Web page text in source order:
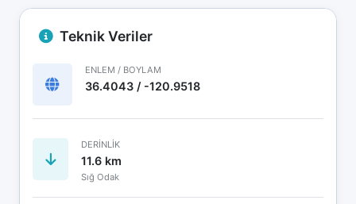
Teknik Veriler
ENLEM / BOYLAM
36.4043 / -120.9518
DERINLIK
11.6 km
Sığ Odak